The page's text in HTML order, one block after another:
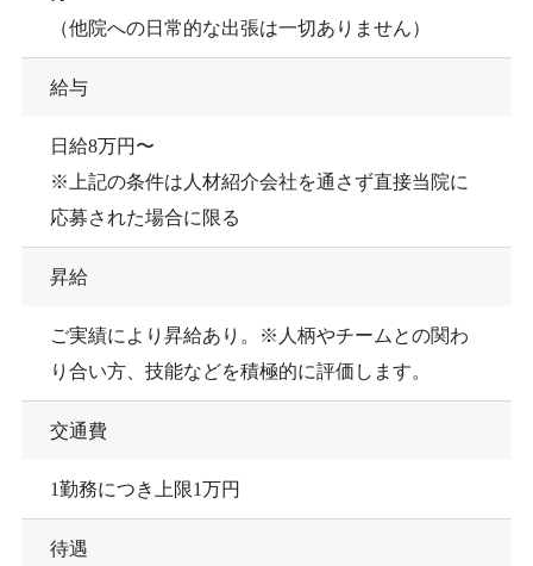
（他院への⽇常的な出張は⼀切ありません）
給与
日給8万円〜
※上記の条件は人材紹介会社を通さず直接当院に
応募された場合に限る
昇給
ご実績により昇給あり。※人柄やチームとの関わ
り合い方、技能などを積極的に評価します。
交通費
1勤務につき上限1万円
待遇